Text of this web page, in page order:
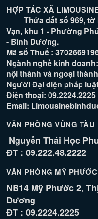
HỢP TÁC XÃ
Thửa đất số 969, tờ
Vạn, khu 1 - Phường
- Bình Dương.
Mã số Thuế :
Ngành nghề kinh
nội thành và ngoại
Người Đại diện pháp
Điện thoại: 09.2224.2225
Email:
VĂN PHÒNG VŨNG TÀU
Nguyễn Thái Học
ĐT : 09.222.48.2222
VĂN PHÒNG MỸ
NB14 Mỹ Phước 2,
Dương
ĐT : 09.2224.2225